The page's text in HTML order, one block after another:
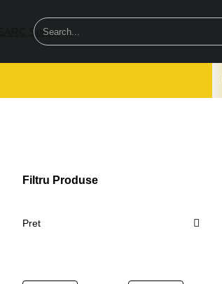
Search...
Filtru Produse
Pret